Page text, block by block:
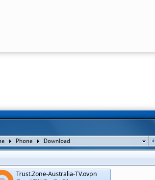
Trust.Zone-Australia-TV.ovpn